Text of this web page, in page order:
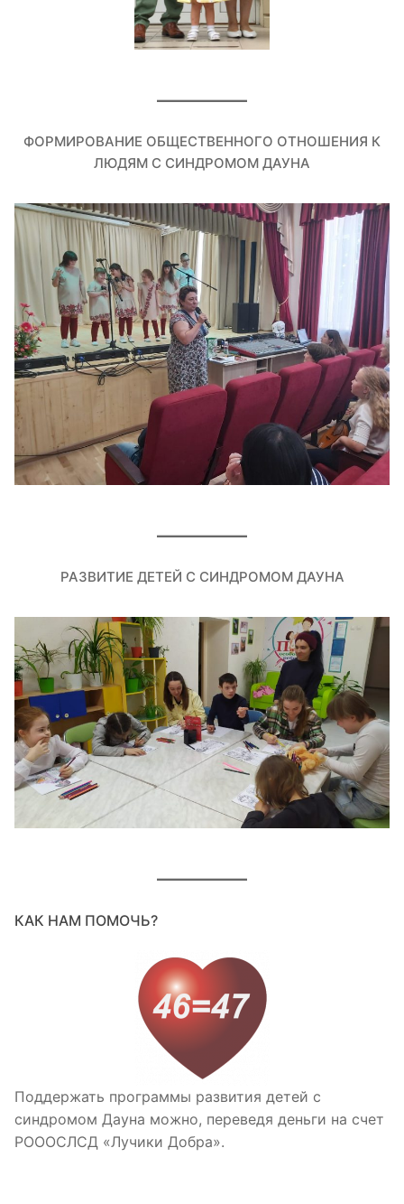
ФОРМИРОВАНИЕ ОБЩЕСТВЕННОГО ОТНОШЕНИЯ К
ЛЮДЯМ С СИНДРОМОМ ДАУНА
РАЗВИТИЕ ДЕТЕЙ С СИНДРОМОМ ДАУНА
КАК НАМ ПОМОЧЬ?
Поддержать программы развития детей с
синдромом Дауна можно, переведя деньги на счет
РОООСЛСД «Лучики Добра».